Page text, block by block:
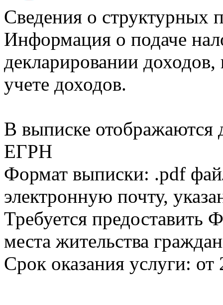
Сведения о структурных
Информация о подаче
декларировании доходов,
учете доходов.
В выписке
ЕГРН
Формат выписки: .pdf
электронную почту,
Требуется
места жительства
Срок оказания услуги: от